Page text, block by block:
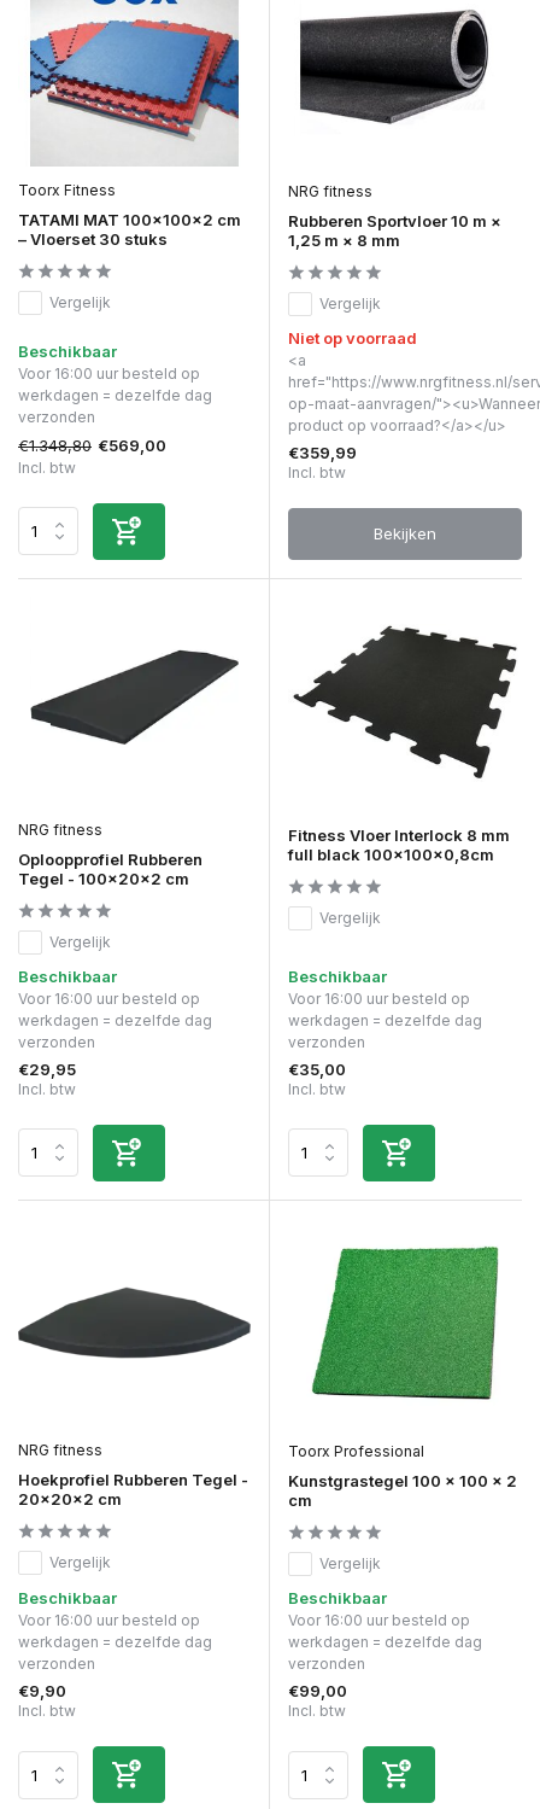
Toorx Fitness
TATAMI MAT 100x100x2 cm
– Vloerset 30 stuks
Vergelijk
Beschikbaar
Voor 16:00 uur besteld op
werkdagen = dezelfde dag
verzonden
€1.348,80 €569,00
Incl. btw
NRG fitness
Rubberen Sportvloer 10 m ×
1,25 m × 8 mm
Vergelijk
Niet op voorraad
<a
href="https://www.nrgfitness.nl/
op-maat-aanvragen/
product op voorraad?</a></u>
€359,99
Incl. btw
Bekijken
NRG fitness
Oploopprofiel Rubberen
Tegel - 100x20x2 cm
Vergelijk
Beschikbaar
Voor 16:00 uur besteld op
werkdagen = dezelfde dag
verzonden
€29,95
Incl. btw
Fitness Vloer Interlock 8 mm
full black 100x100x0,8cm
Vergelijk
Beschikbaar
Voor 16:00 uur besteld op
werkdagen = dezelfde dag
verzonden
€35,00
Incl. btw
NRG fitness
Hoekprofiel Rubberen Tegel -
20x20x2 cm
Vergelijk
Beschikbaar
Voor 16:00 uur besteld op
werkdagen = dezelfde dag
verzonden
€9,90
Incl. btw
Toorx Professional
Kunstgrastegel 100 x 100 x 2
cm
Vergelijk
Beschikbaar
Voor 16:00 uur besteld op
werkdagen = dezelfde dag
verzonden
€99,00
Incl. btw